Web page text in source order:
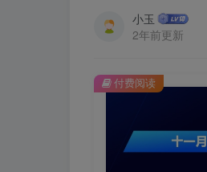
小玉
2年前更新
付费阅读